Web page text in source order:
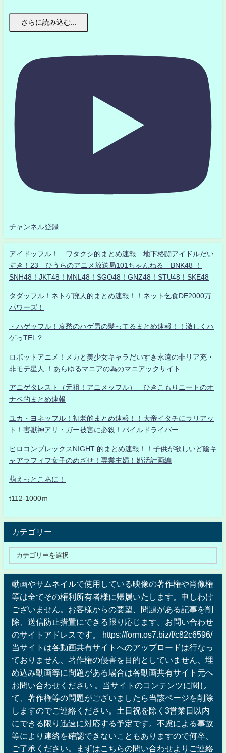
さらに読み込む...
チャンネル登録
アイドッフル！ ワタクシ的まとめ速報 地下格闘アイドルだい
すき！23 ひうらのアニメ放送局101ちゃんねる BNK48 ！
SNH48！JKT48！MNL48！SGO48！GNZ48！STU48！SKE48
タダッフル！ネトゲ廃人的まとめ速報！！ネット乞食DE2000万
パワーズ！
・ハゲッフル！哀愁のハゲ男の髪ってるまとめ速報！！激しくハ
ゲっTEL？
ロボットアニメ！メカと美少女キャラだいすき永遠の非リア充・
非モテ星人 ！あらゆるマニアの為のマニアックサイト
アニゲタレスト（元祖！アニメッフル） ひきこもりニートのオ
ナベ的まとめ速報
ユカ・ヨネッフル！初老的まとめ速報！！大帝イタチにラリアッ
ト！害獣神アリ・ガー被害に必殺！パイルドライバー
ヒロコンプレックスNIGHT 的まとめ速報！！子供が欲しいど陰キ
ャアラフィフ女子のめざせ！専業主婦！婚活計画編
萌えっとこあに！
t112-1000ｍ
カテゴリー
動画やサムネイルで使用している映像の著作権や肖像権
等は全てその権利所有者様に帰属いたします。申しわけ
ございません。お客様からの要望、問題がある記事を削
除、送信防止措置にできる限り応じます。お問い合わせ
のサイトアドレスです。 https://form.os7.biz/f/c82c6596/
当サイトは各動画共有サイトへのアップロードは行なっ
ておりません、著作権の侵害を目的としていません、埋
め込み動画等に問題がある場合は各動画共有サイト元へ
お問い合わせください 。当サイトのコンテンツに関し
て、著作権等の問題がございましたら当該ページを削除
しますのでご連絡ください。土日祝を除く3営業日以内
にできる限り迅速に対応する予定です。不慮による事故
等により連絡を確認できないこともありますので何卒、
ご了承ください。まずはこちらの問い合わせよりご連絡